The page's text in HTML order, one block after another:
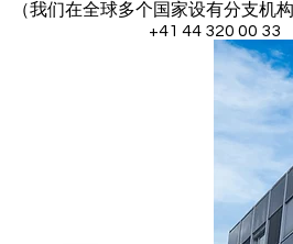
（我们在全球多个国家设有分支机
+41 44 320 00 33